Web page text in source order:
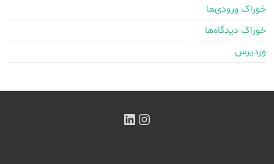
خوراک ورودی‌ها
خوراک دیدگاه‌ها
وردپرس
اینستاگرم
لینکداین